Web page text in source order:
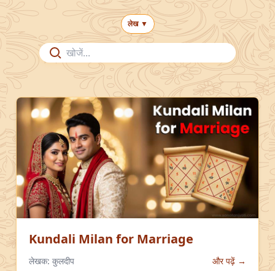
लेख ▼
Kundali Milan for Marriage
लेखक: कुलदीप और पढ़ें →